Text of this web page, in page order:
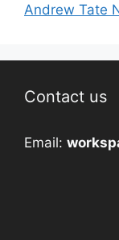
Andrew Tate
Contact us
Email: